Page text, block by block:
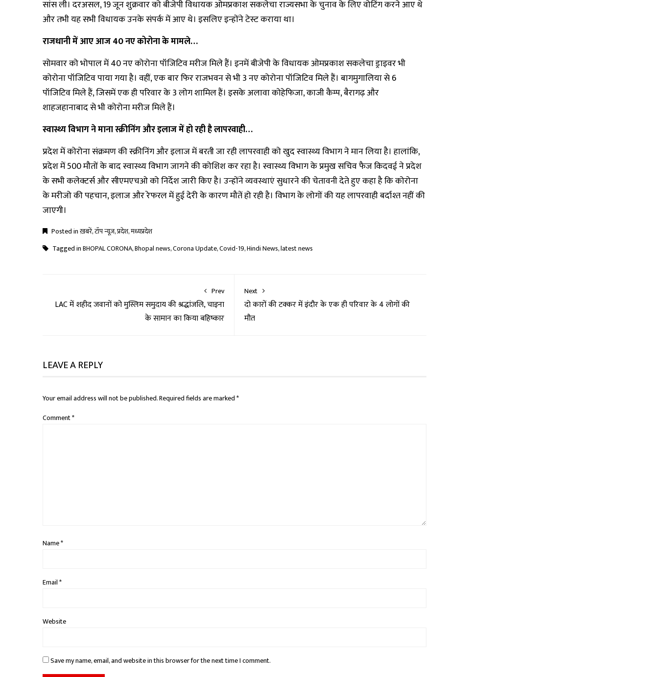
सांस ली। दरअसल, 19 जून शुक्रवार को बीजेपी विधायक ओमप्रकाश सकलेचा राज्यसभा के चुनाव के लिए वोटिंग करने आए थे
और तभी यह सभी विधायक उनके संपर्क में आए थे। इसलिए इन्होंने टेस्ट कराया था।
राजधानी में आए आज 40 नए कोरोना के मामले…
सोमवार को भोपाल में 40 नए कोरोना पॉजिटिव मरीज मिले हैं। इनमें बीजेपी के विधायक ओमप्रकाश सकलेचा ड्राइवर भी
कोरोना पॉजिटिव पाया गया है। वहीं, एक बार फिर राजभवन से भी 3 नए कोरोना पॉजिटिव मिले हैं। बागमुगालिया से 6
पॉजिटिव मिले हैं, जिसमें एक ही परिवार के 3 लोग शामिल हैं। इसके अलावा कोहेफिजा, काजी कैम्प, बैरागढ़ और
शाहजहानाबाद से भी कोरोना मरीज मिले हैं।
स्वास्थ्य विभाग ने माना स्क्रीनिंग और इलाज में हो रही है लापरवाही…
प्रदेश में कोरोना संक्रमण की स्क्रीनिंग और इलाज में बरती जा रही लापरवाही को खुद स्वास्थ्य विभाग ने मान लिया है। हालांकि,
प्रदेश में 500 मौतों के बाद स्वास्थ्य विभाग जागने की कोशिश कर रहा है। स्वास्थ्य विभाग के प्रमुख सचिव फैज किदवई ने प्रदेश
के सभी कलेक्टर्स और सीएमएचओ को निर्देश जारी किए है। उन्होंने व्यवस्थाएं सुधारने की चेतावनी देते हुए कहा है कि कोरोना
के मरीजो की पहचान, इलाज और रेफरल में हुई देरी के कारण मौतें हो रही है। विभाग के लोगों की यह लापरवाही बर्दाश्त नहीं की
जाएगी।
Posted inख़बरें,टॉप न्यूज़,प्रदेश,मध्यप्रदेश
Tagged inBHOPAL CORONA,Bhopal news,Corona Update,Covid-19,Hindi News,latest news
Prev
LAC में शहीद जवानों को मुस्लिम समुदाय की श्रद्धांजलि, चाइना
के सामान का किया बहिष्कार
Next
दो कारों की टक्कर में इंदौर के एक ही परिवार के 4 लोगों की
मौत
LEAVE A REPLY
Your email address will not be published.Required fields are marked*
Comment*
Name*
Email*
Website
Save my name, email, and website in this browser for the next time I comment.